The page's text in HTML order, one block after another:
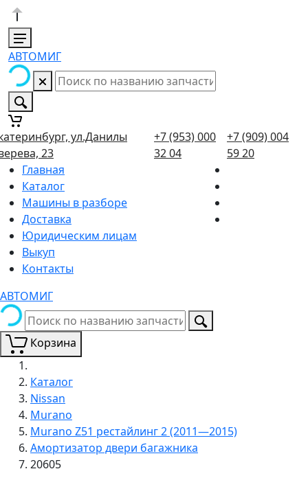
АВТОМИГ
ул.Данилы
23
+7 (953) 000
32 04
+7 (909) 004
59 20
Главная
Каталог
Машины в разборе
Доставка
Юридическим лицам
Выкуп
Контакты
АВТОМИГ
Корзина
Каталог
Nissan
Murano
Murano Z51 рестайлинг 2 (2011—2015)
Амортизатор двери багажника
20605